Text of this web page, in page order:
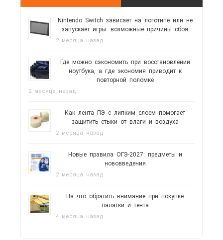
Nintendo Switch зависает на логотипе или не
запускает игры: возможные причины сбоя
2 месяца назад
Где можно сэкономить при восстановлении
ноутбука, а где экономия приводит к
повторной поломке
2 месяца назад
Как лента ПЭ с липким слоем помогает
защитить стыки от влаги и воздуха
2 месяца назад
Новые правила ОГЭ-2027: предметы и
нововведения
2 месяца назад
На что обратить внимание при покупке
палатки и тента
4 месяца назад